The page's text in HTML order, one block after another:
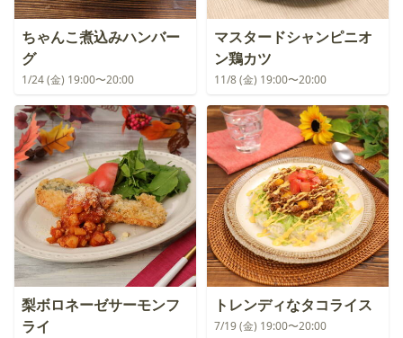
ちゃんこ煮込みハンバー
グ
1/24 (金) 19:00〜20:00
マスタードシャンピニオ
ン鶏カツ
11/8 (金) 19:00〜20:00
梨ボロネーゼサーモンフ
ライ
トレンディなタコライス
7/19 (金) 19:00〜20:00